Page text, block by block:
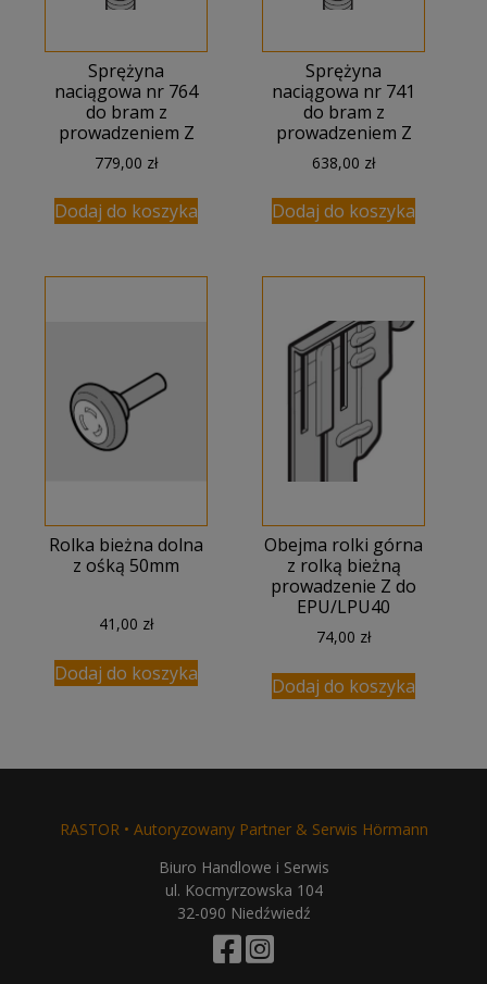
Sprężyna
naciągowa nr 764
do bram z
prowadzeniem Z
779,00 zł
Dodaj do koszyka
Sprężyna
naciągowa nr 741
do bram z
prowadzeniem Z
638,00 zł
Dodaj do koszyka
Rolka bieżna dolna
z ośką 50mm
41,00 zł
Dodaj do koszyka
Obejma rolki górna
z rolką bieżną
prowadzenie Z do
EPU/LPU40
74,00 zł
Dodaj do koszyka
RASTOR • Autoryzowany Partner & Serwis Hörmann
Biuro Handlowe i Serwis
ul. Kocmyrzowska 104
32-090 Niedźwiedź